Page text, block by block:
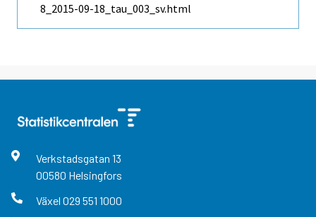
8_2015-09-18_tau_003_sv.html
Verkstadsgatan 13
00580 Helsingfors
Växel 029 551 1000